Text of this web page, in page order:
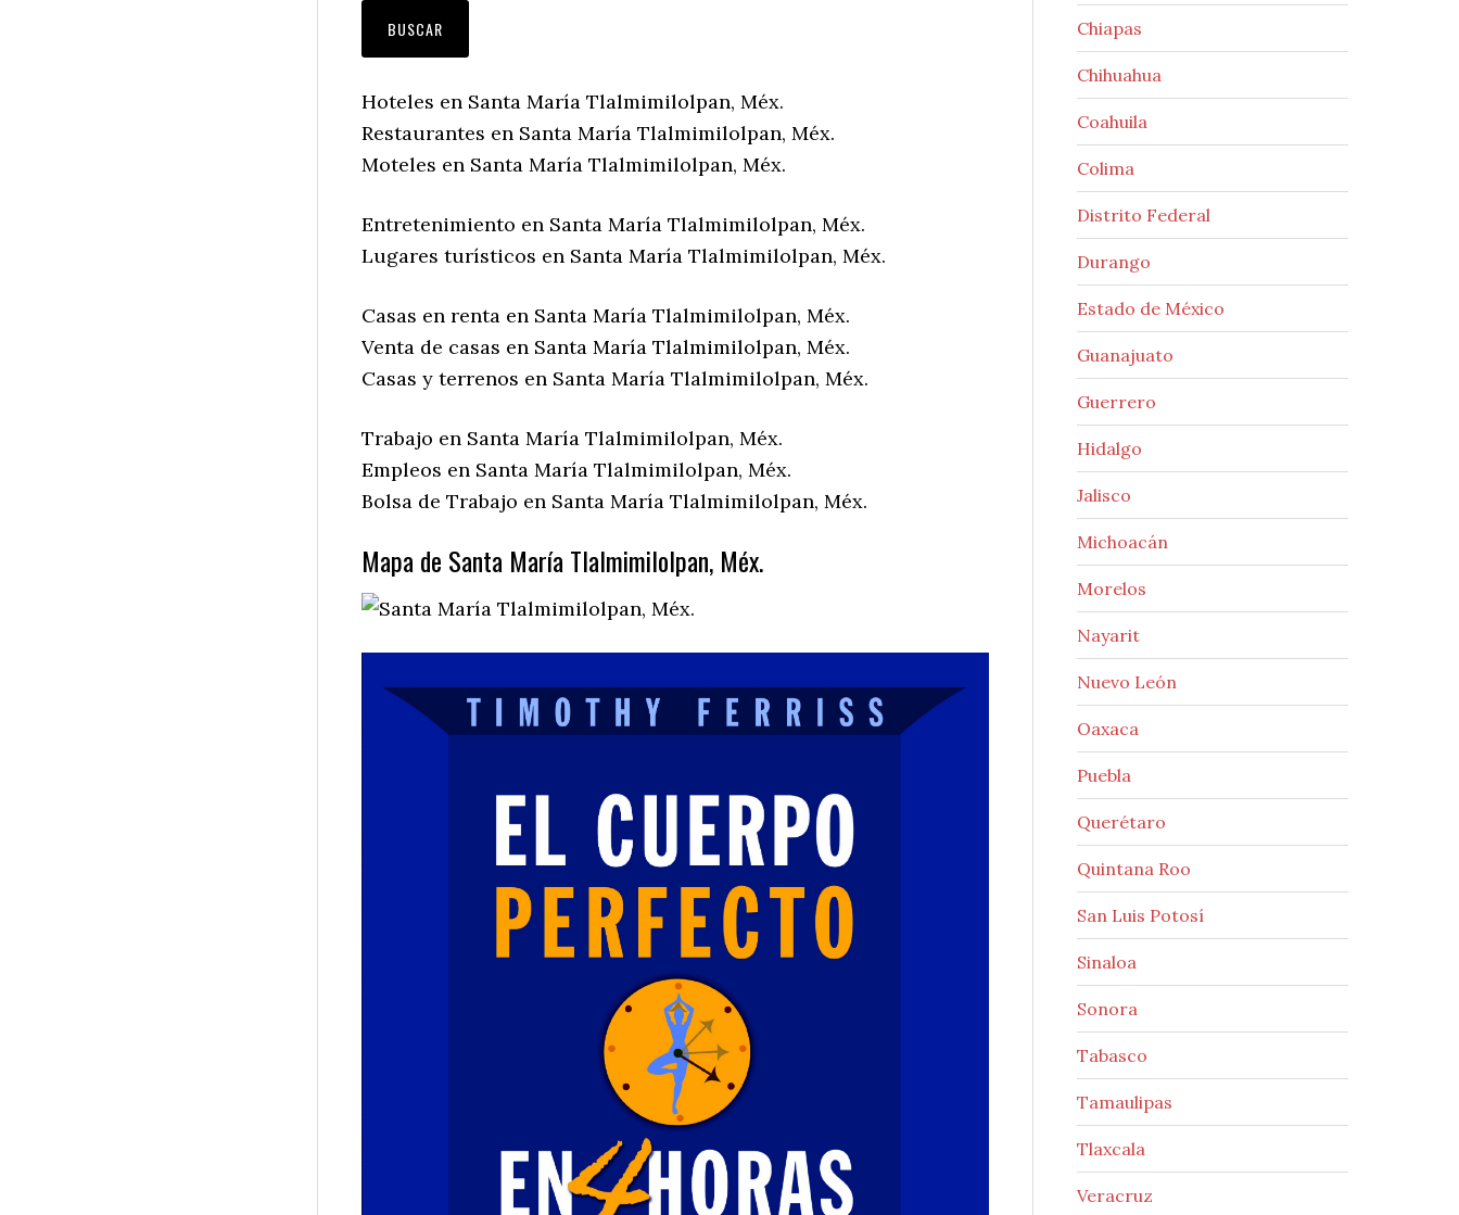
Hoteles en Santa María Tlalmimilolpan, Méx.
Restaurantes en Santa María Tlalmimilolpan, Méx.
Moteles en Santa María Tlalmimilolpan, Méx.
Entretenimiento en Santa María Tlalmimilolpan, Méx.
Lugares turísticos en Santa María Tlalmimilolpan, Méx.
Casas en renta en Santa María Tlalmimilolpan, Méx.
Venta de casas en Santa María Tlalmimilolpan, Méx.
Casas y terrenos en Santa María Tlalmimilolpan, Méx.
Trabajo en Santa María Tlalmimilolpan, Méx.
Empleos en Santa María Tlalmimilolpan, Méx.
Bolsa de Trabajo en Santa María Tlalmimilolpan, Méx.
Mapa de Santa María Tlalmimilolpan, Méx.
Chiapas
Chihuahua
Coahuila
Colima
Distrito Federal
Durango
Estado de México
Guanajuato
Guerrero
Hidalgo
Jalisco
Michoacán
Morelos
Nayarit
Nuevo León
Oaxaca
Puebla
Querétaro
Quintana Roo
San Luis Potosí
Sinaloa
Sonora
Tabasco
Tamaulipas
Tlaxcala
Veracruz